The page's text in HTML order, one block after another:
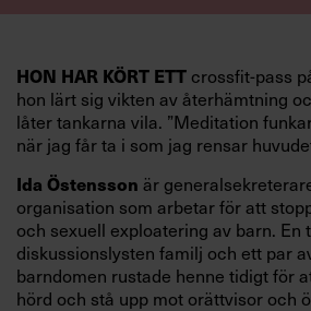
HON HAR KÖRT ETT crossfit-pass
hon lärt sig vikten av återhämtning
låter tankarna vila. ”Meditation
när jag får ta i som jag rensar
Ida Östensson är
organisation som arbetar för att
och sexuell exploatering av barn. En
diskussionslysten familj och ett par
barndomen rustade henne tidigt för
hörd och stå upp mot orättvisor och